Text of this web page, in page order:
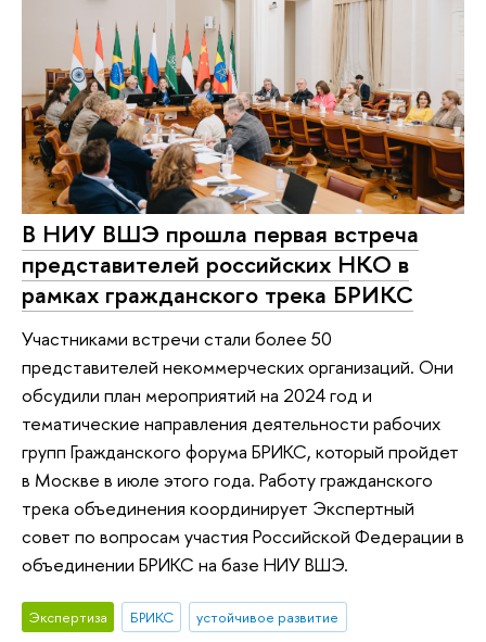
В НИУ ВШЭ прошла первая встреча
представителей российских НКО в
рамках гражданского трека БРИКС
Участниками встречи стали более 50
представителей некоммерческих организаций. Они
обсудили план мероприятий на 2024 год и
тематические направления деятельности рабочих
групп Гражданского форума БРИКС, который пройдет
в Москве в июле этого года. Работу гражданского
трека объединения координирует Экспертный
совет по вопросам участия Российской Федерации в
объединении БРИКС на базе НИУ ВШЭ.
Экспертиза БРИКС устойчивое развитие